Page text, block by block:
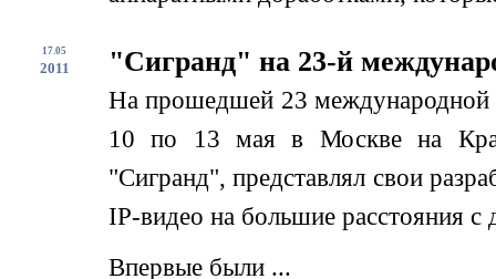
17.05
2011 "Сигранд" на 23-й
На прошедшей 23 международной
10 по 13 мая в Москве на
"Сигранд", представлял свои
IP-видео на большие расстояния
Впервые были ...